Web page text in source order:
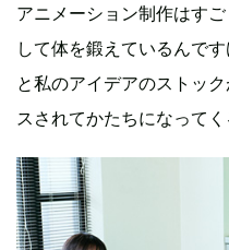
アニメーション制作はす
して体を鍛えているんで
と私のアイデアのストッ
スされてかたちになってく